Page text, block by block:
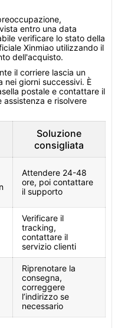
entro una data
verificare lo stato della
Xinmiao utilizzando il
dell'acquisto.
il corriere lascia un
nei giorni successivi. È
postale e contattare il
assistenza e risolvere
Soluzione
consigliata
Attendere 24-48
ore, poi contattare
il supporto
Verificare il
tracking,
contattare il
servizio clienti
Riprenotare la
consegna,
correggere
l’indirizzo se
necessario